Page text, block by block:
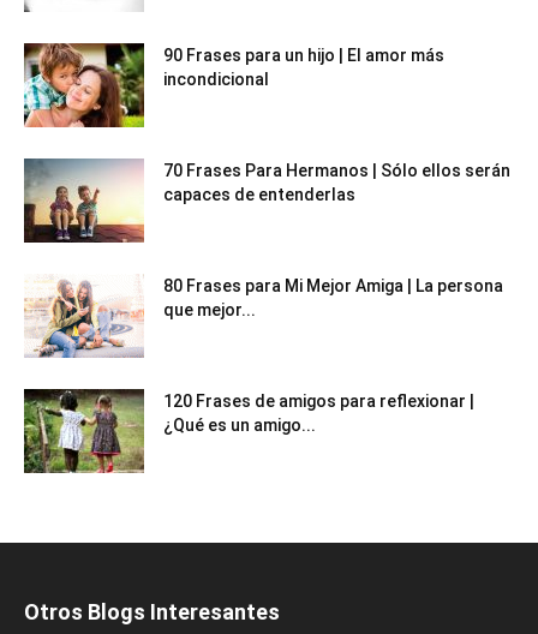
90 Frases para un hijo | El amor más
incondicional
70 Frases Para Hermanos | Sólo ellos serán
capaces de entenderlas
80 Frases para Mi Mejor Amiga | La persona
que mejor...
120 Frases de amigos para reflexionar |
¿Qué es un amigo...
Otros Blogs Interesantes